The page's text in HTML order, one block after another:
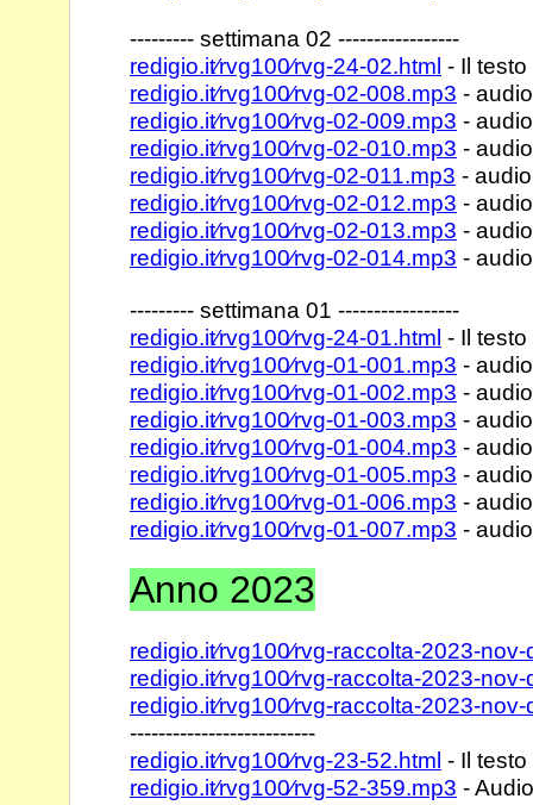
--------- settimana 02 -----------------
redigio.it⁄rvg100⁄rvg-24-02.html - Il
redigio.it⁄rvg100⁄rvg-02-008.mp3 -
redigio.it⁄rvg100⁄rvg-02-009.mp3 -
redigio.it⁄rvg100⁄rvg-02-010.mp3 -
redigio.it⁄rvg100⁄rvg-02-011.mp3 -
redigio.it⁄rvg100⁄rvg-02-012.mp3 -
redigio.it⁄rvg100⁄rvg-02-013.mp3 -
redigio.it⁄rvg100⁄rvg-02-014.mp3 -
--------- settimana 01 -----------------
redigio.it⁄rvg100⁄rvg-24-01.html - Il
redigio.it⁄rvg100⁄rvg-01-001.mp3 -
redigio.it⁄rvg100⁄rvg-01-002.mp3 -
redigio.it⁄rvg100⁄rvg-01-003.mp3 -
redigio.it⁄rvg100⁄rvg-01-004.mp3 -
redigio.it⁄rvg100⁄rvg-01-005.mp3 -
redigio.it⁄rvg100⁄rvg-01-006.mp3 -
redigio.it⁄rvg100⁄rvg-01-007.mp3 -
Anno 2023
redigio.it⁄rvg100⁄rvg-raccolta-2023-
redigio.it⁄rvg100⁄rvg-raccolta-2023-
redigio.it⁄rvg100⁄rvg-raccolta-2023-
--------------------------
redigio.it⁄rvg100⁄rvg-23-52.html - Il
redigio.it⁄rvg100⁄rvg-52-359.mp3 -